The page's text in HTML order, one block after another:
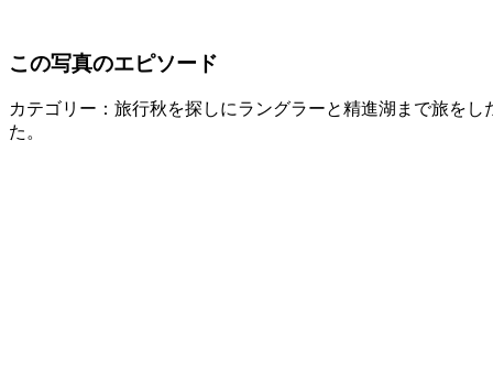
この写真のエピソード
カテゴリー：旅行秋を探しにラングラーと精進湖まで旅を
た。